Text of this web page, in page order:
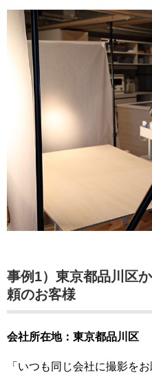
事例1） 東京都品川区
頼のお客様
会社所在地：東京都品川区
「いつも同じ会社に撮影を